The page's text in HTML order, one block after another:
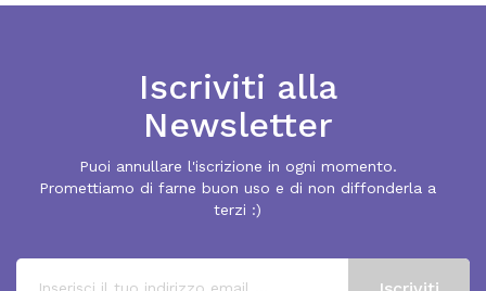
Iscriviti alla
Newsletter
Puoi annullare l'iscrizione in ogni momento.
Promettiamo di farne buon uso e di non diffonderla a
terzi :)